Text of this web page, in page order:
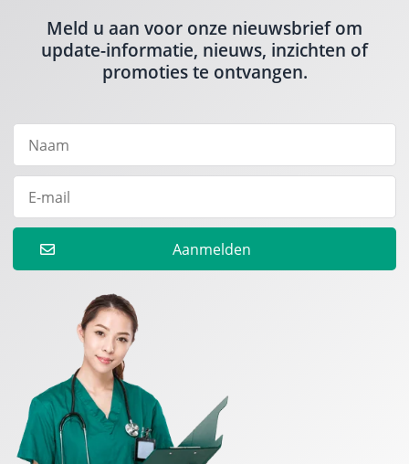
Meld u aan voor onze nieuwsbrief om
update-informatie, nieuws, inzichten of
promoties te ontvangen.
Aanmelden